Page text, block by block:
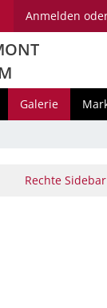
Anmelden
Galerie